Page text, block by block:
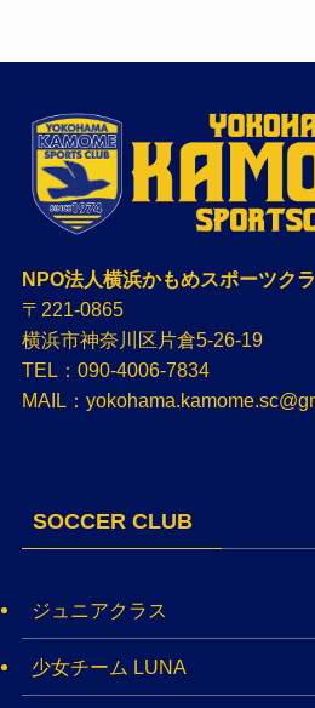
NPO法人横浜かもめスポーツク
〒221-0865
横浜市神奈川区片倉5-26-19
TEL：090-4006-7834
MAIL：
SOCCER CLUB
ジュニアクラス
少女チーム LUNA